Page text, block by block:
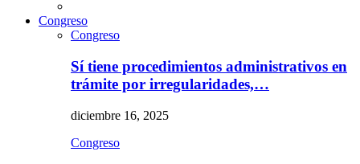
Congreso
Congreso
Sí tiene procedimientos administrativos en
trámite por irregularidades,…
diciembre 16, 2025
Congreso